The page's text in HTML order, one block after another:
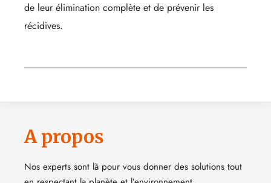
de leur élimination complète et de prévenir les
récidives.
A propos
Nos experts sont là pour vous donner des solutions tout